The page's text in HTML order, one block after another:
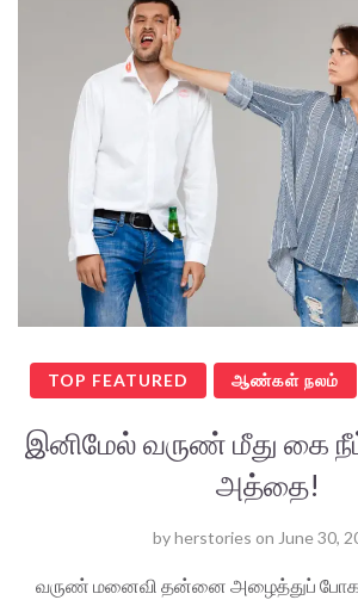
TOP FEATURED ஆண்கள் நலம்
இனிமேல் வருண் மீது கை
அத்தை!
byherstories on June 30,
வருண் மனைவி தன்னை அழைத்துப்